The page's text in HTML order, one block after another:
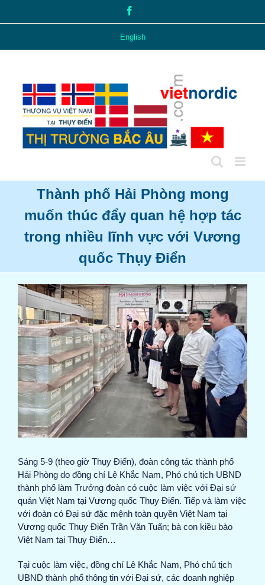
English
Thành phố Hải Phòng mong
muốn thúc đẩy quan hệ hợp tác
trong nhiều lĩnh vực với Vương
quốc Thụy Điển
View
Larger
Image
Sáng 5-9 (theo giờ Thụy Điển), đoàn công tác thành phố
Hải Phòng do đồng chí Lê Khắc Nam, Phó chủ tịch UBND
thành phố làm Trưởng đoàn có cuộc làm việc với Đại sứ
quán Việt Nam tại Vương quốc Thụy Điển. Tiếp và làm việc
với đoàn có Đại sứ đặc mệnh toàn quyền Việt Nam tại
Vương quốc Thụy Điển Trần Văn Tuấn; bà con kiều bào
Việt Nam tại Thụy Điển…
Tại cuộc làm việc, đồng chí Lê Khắc Nam, Phó chủ tịch
UBND thành phố thông tin với Đại sứ, các doanh nghiệp